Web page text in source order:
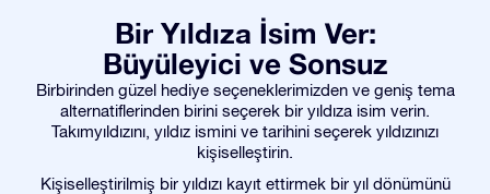
Bir Yıldıza İsim Ver:
Büyüleyici ve Sonsuz
Birbirinden güzel hediye seçeneklerimizden ve geniş tema
alternatiflerinden birini seçerek bir yıldıza isim verin.
Takımyıldızını, yıldız ismini ve tarihini seçerek yıldızınızı
kişiselleştirin.
Kişiselleştirilmiş bir yıldızı kayıt ettirmek bir yıl dönümünü